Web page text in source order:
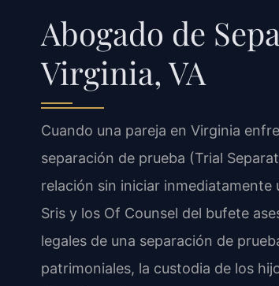
Abogado de
Virginia, VA
Cuando una pareja en Virginia
separación de prueba (Trial
relación sin iniciar inmediatamente
Sris y los Of Counsel del bufete
legales de una separación de
patrimoniales, la custodia de los